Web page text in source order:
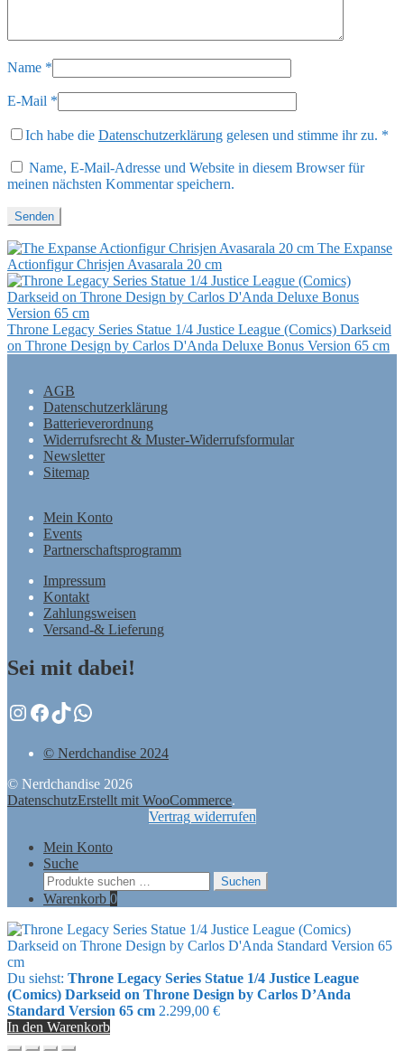
Name *
E-Mail *
Ich habe die Datenschutzerklärung gelesen und stimme ihr zu. *
Name, E-Mail-Adresse und Website in diesem Browser für
meinen nächsten Kommentar speichern.
The Expanse
Actionfigur Chrisjen Avasarala 20 cm
Throne Legacy Series Statue 1/4 Justice League (Comics) Darkseid
on Throne Design by Carlos D'Anda Deluxe Bonus Version 65 cm
AGB
Datenschutzerklärung
Batterieverordnung
Widerrufsrecht & Muster-Widerrufsformular
Newsletter
Sitemap
Mein Konto
Events
Partnerschaftsprogramm
Impressum
Kontakt
Zahlungsweisen
Versand-& Lieferung
Sei mit dabei!
Instagram
Facebook
TikTok
WhatsApp
© Nerdchandise 2024
© Nerdchandise 2026
DatenschutzErstellt mit WooCommerce.
Vertrag widerrufen
Mein Konto
Suche
Suchen
nach:
Suchen
Warenkorb 0
Du siehst: Throne Legacy Series Statue 1/4 Justice League
(Comics) Darkseid on Throne Design by Carlos D’Anda
Standard Version 65 cm 2.299,00 €
In den Warenkorb